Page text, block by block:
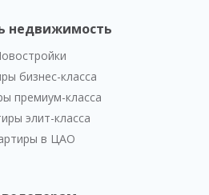
недвижимость
бизнес-класса
премиум-класса
элит-класса
в ЦАО